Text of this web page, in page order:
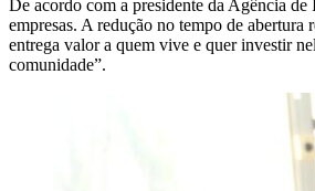
De acordo com a presidente da Agência
empresas. A redução no tempo de
entrega valor a quem vive e quer investir
comunidade”.